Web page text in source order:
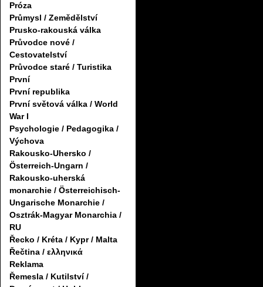
Próza
Průmysl / Zemědělství
Prusko-rakouská válka
Průvodce nové /
Cestovatelství
Průvodce staré / Turistika
První
První republika
První světová válka / World
War I
Psychologie / Pedagogika /
Výchova
Rakousko-Uhersko /
Österreich-Ungarn /
Rakousko-uherská
monarchie / Österreichisch-
Ungarische Monarchie /
Osztrák-Magyar Monarchia /
RU
Řecko / Kréta / Kypr / Malta
Řečtina / ελληνικά
Reklama
Řemesla / Kutilství /